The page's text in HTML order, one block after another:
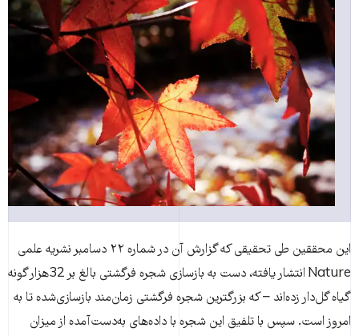
این محققین طی تحقیقی که گزارش آن در شماره ۲۲ دسامبر نشریه علمی
Nature انتشار یافته، دست به بازسازی شجره فرگشتی بالغ بر 32هزار گونه
گیاه گل‌دار زده‌اند – که بزرگترین شجره فرگشتی زمان‌مند بازسازی‌شده تا به
امروز است. سپس با تلفیق این شجره با داده‌های به‌دست‌آمده از میزان